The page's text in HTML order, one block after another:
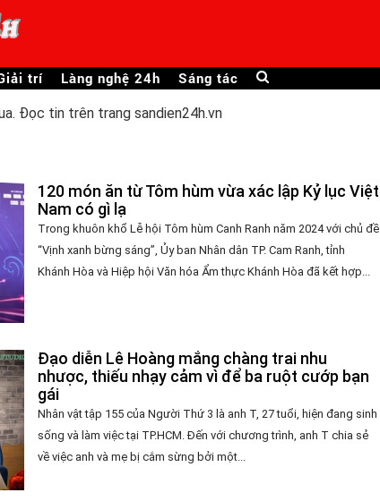
trí Làng nghệ 24h Sáng tác
Đọc tin trên trang sandien24h.vn
120 món ăn từ Tôm hùm vừa xác lập Kỷ lục Việt
Nam có gì lạ
Trong khuôn khổ Lễ hội Tôm hùm Canh Ranh năm 2024 với chủ đề
“Vịnh xanh bừng sáng”, Ủy ban Nhân dân TP. Cam Ranh, tỉnh
Khánh Hòa và Hiệp hội Văn hóa Ẩm thực Khánh Hòa đã kết hợp...
Đạo diễn Lê Hoàng mắng chàng trai nhu
nhược, thiếu nhạy cảm vì để ba ruột cướp bạn
gái
Nhân vật tập 155 của Người Thứ 3 là anh T, 27 tuổi, hiện đang sinh
sống và làm việc tại TP.HCM. Đến với chương trình, anh T chia sẻ
về việc anh và mẹ bị cắm sừng bởi một...